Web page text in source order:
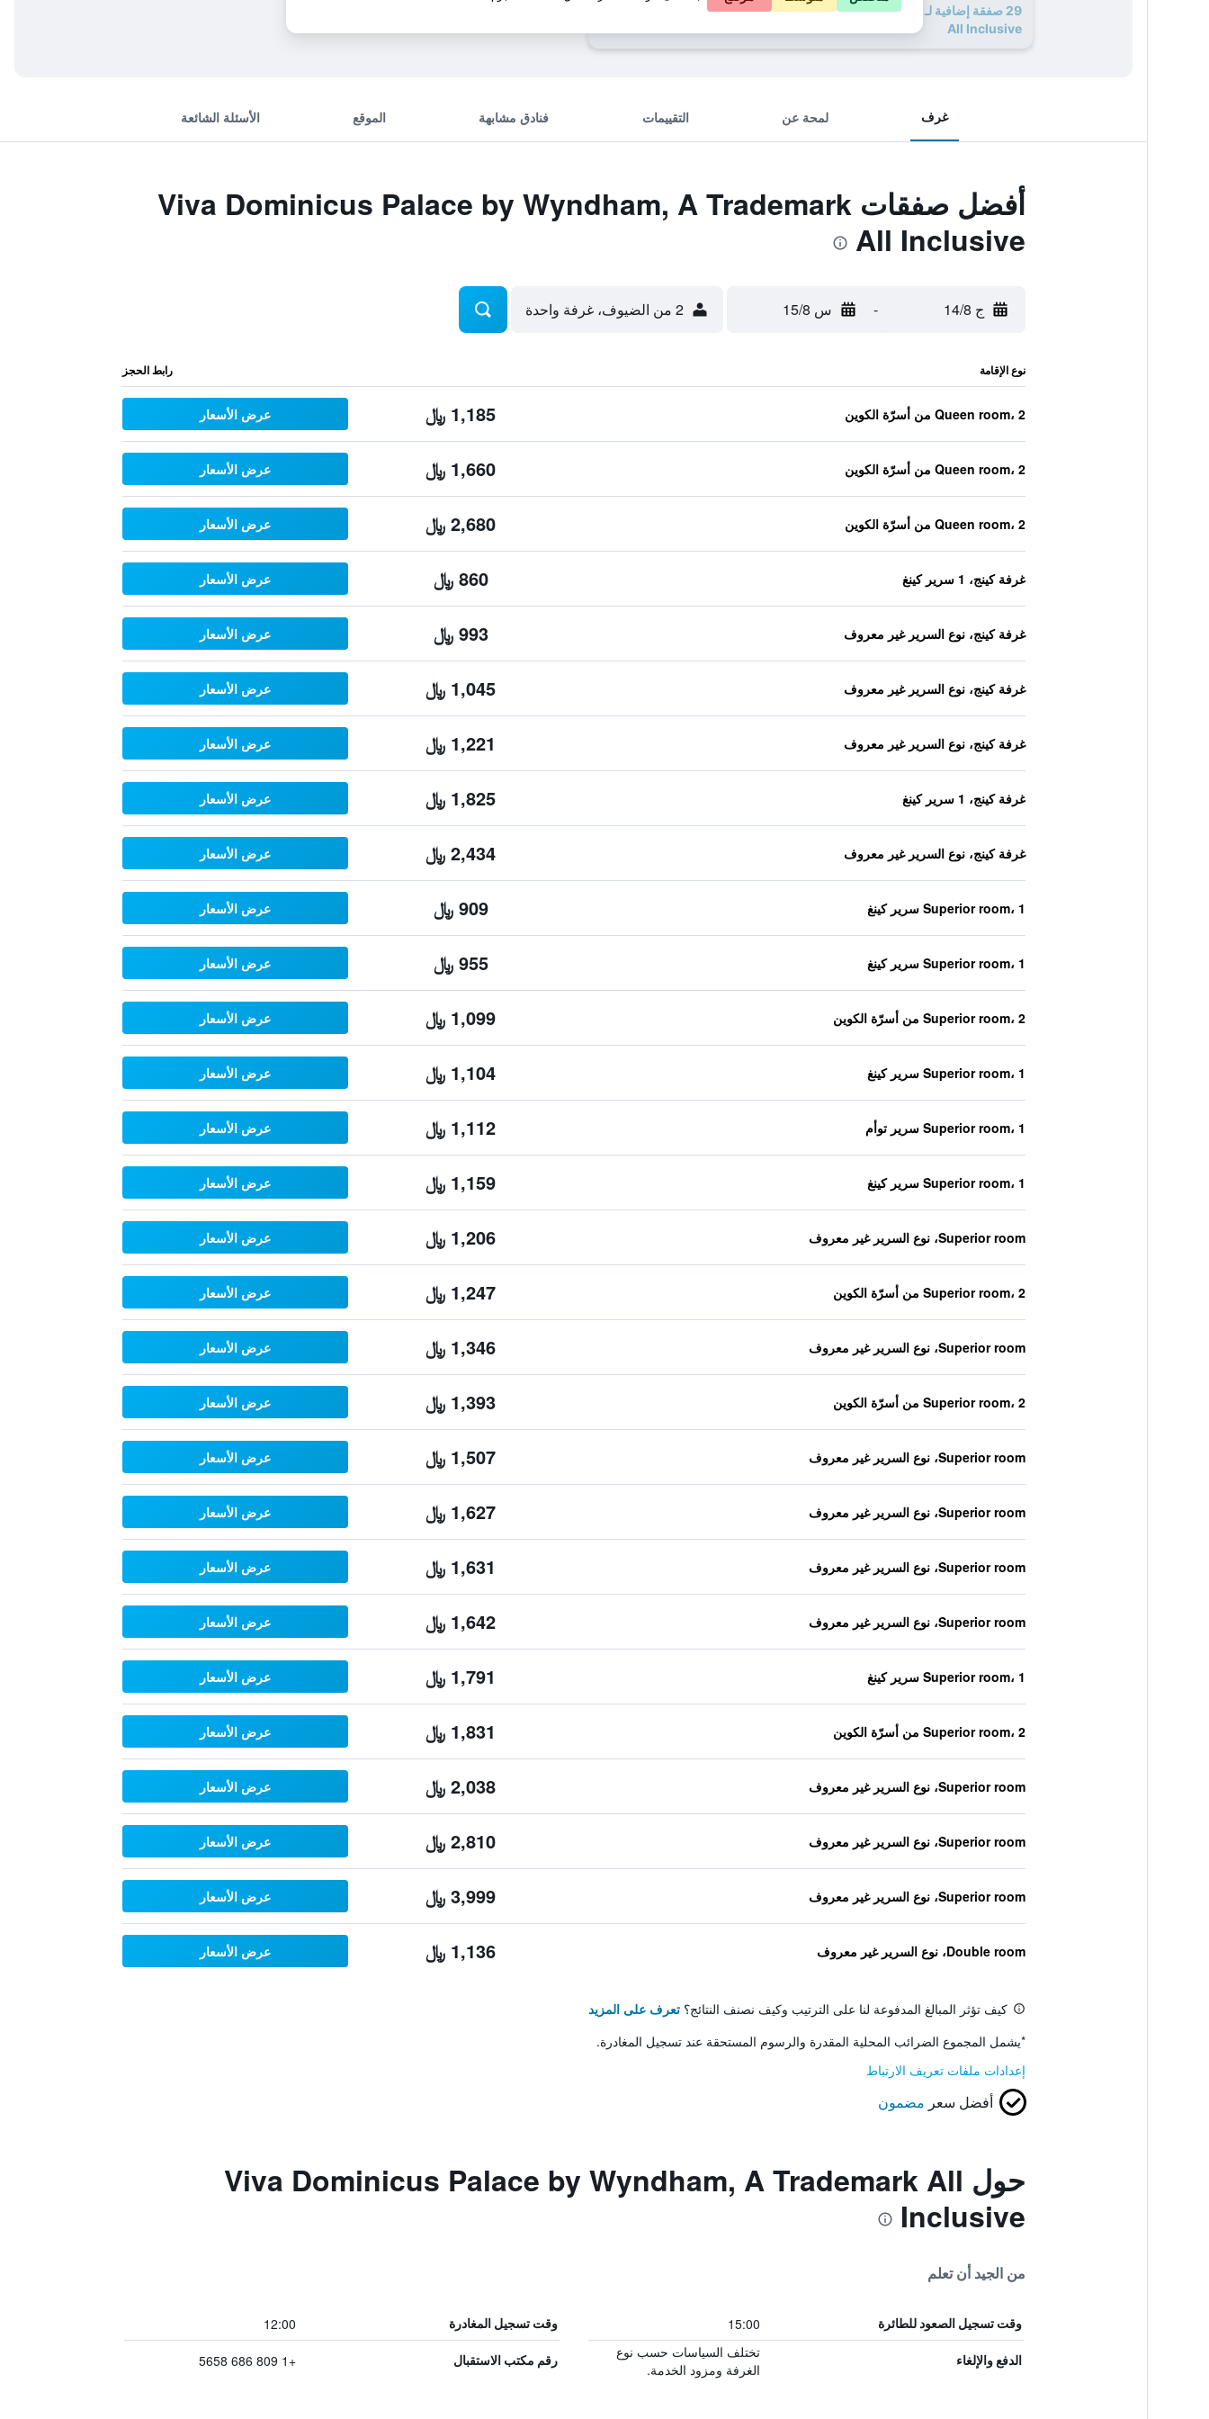
29 صفقة إضافية لـ Viva Dominicus Palace by Wyndham, A Trademark
All Inclusive
غرف لمحة عن التقييمات فنادق مشابهة الموقع الأسئلة الشائعة
أفضل صفقات Viva Dominicus Palace by Wyndham, A Trademark
All Inclusive
ج 14/8 - س 15/8 2 من الضيوف، غرفة واحدة
نوع الإقامة رابط الحجز
Queen room، 2 من أسرّة الكوين 1,185 ﷼ عرض الأسعار
Queen room، 2 من أسرّة الكوين 1,660 ﷼ عرض الأسعار
Queen room، 2 من أسرّة الكوين 2,680 ﷼ عرض الأسعار
غرفة كينج، 1 سرير كينغ 860 ﷼ عرض الأسعار
غرفة كينج، نوع السرير غير معروف 993 ﷼ عرض الأسعار
غرفة كينج، نوع السرير غير معروف 1,045 ﷼ عرض الأسعار
غرفة كينج، نوع السرير غير معروف 1,221 ﷼ عرض الأسعار
غرفة كينج، 1 سرير كينغ 1,825 ﷼ عرض الأسعار
غرفة كينج، نوع السرير غير معروف 2,434 ﷼ عرض الأسعار
Superior room، 1 سرير كينغ 909 ﷼ عرض الأسعار
Superior room، 1 سرير كينغ 955 ﷼ عرض الأسعار
Superior room، 2 من أسرّة الكوين 1,099 ﷼ عرض الأسعار
Superior room، 1 سرير كينغ 1,104 ﷼ عرض الأسعار
Superior room، 1 سرير توأم 1,112 ﷼ عرض الأسعار
Superior room، 1 سرير كينغ 1,159 ﷼ عرض الأسعار
Superior room، نوع السرير غير معروف 1,206 ﷼ عرض الأسعار
Superior room، 2 من أسرّة الكوين 1,247 ﷼ عرض الأسعار
Superior room، نوع السرير غير معروف 1,346 ﷼ عرض الأسعار
Superior room، 2 من أسرّة الكوين 1,393 ﷼ عرض الأسعار
Superior room، نوع السرير غير معروف 1,507 ﷼ عرض الأسعار
Superior room، نوع السرير غير معروف 1,627 ﷼ عرض الأسعار
Superior room، نوع السرير غير معروف 1,631 ﷼ عرض الأسعار
Superior room، نوع السرير غير معروف 1,642 ﷼ عرض الأسعار
Superior room، 1 سرير كينغ 1,791 ﷼ عرض الأسعار
Superior room، 2 من أسرّة الكوين 1,831 ﷼ عرض الأسعار
Superior room، نوع السرير غير معروف 2,038 ﷼ عرض الأسعار
Superior room، نوع السرير غير معروف 2,810 ﷼ عرض الأسعار
Superior room، نوع السرير غير معروف 3,999 ﷼ عرض الأسعار
Double room، نوع السرير غير معروف 1,136 ﷼ عرض الأسعار
كيف تؤثر المبالغ المدفوعة لنا على الترتيب وكيف نصنف النتائج؟ تعرف على المزيد
*يشمل المجموع الضرائب المحلية المقدرة والرسوم المستحقة عند تسجيل المغادرة.
إعدادات ملفات تعريف الارتباط
أفضل سعر مضمون
حول Viva Dominicus Palace by Wyndham, A Trademark All
Inclusive
من الجيد أن تعلم
وقت تسجيل الصعود للطائرة 15:00 وقت تسجيل المغادرة 12:00
الدفع والإلغاء
تختلف السياسات حسب نوع
الغرفة ومزود الخدمة.
رقم مكتب الاستقبال +1 809 686 5658